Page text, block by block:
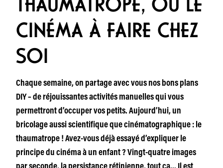
CINÉMA À FAIRE CHEZ
SOI
Chaque semaine, on partage avec vous nos bons plans
DIY – de réjouissantes activités manuelles qui vous
permettront d’occuper vos petits. Aujourd’hui, un
bricolage aussi scientifique que cinématographique : le
thaumatrope ! Avez-vous déjà essayé d’expliquer le
principe du cinéma à un enfant ? Vingt-quatre images